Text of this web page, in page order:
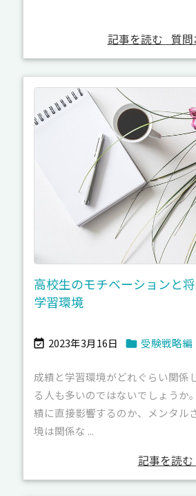
記事を読む 質
高校生のモチベーションと
学習環境
 2023年3月16日  受験戦略編
成績と学習環境がどれぐらい関係
る人も多いのではないでしょうか
績に直接影響するのか、メンタル
境は関係な ...
記事を読む